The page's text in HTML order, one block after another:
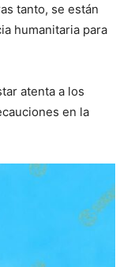
tanto, se están
humanitaria para
atenta a los
en la